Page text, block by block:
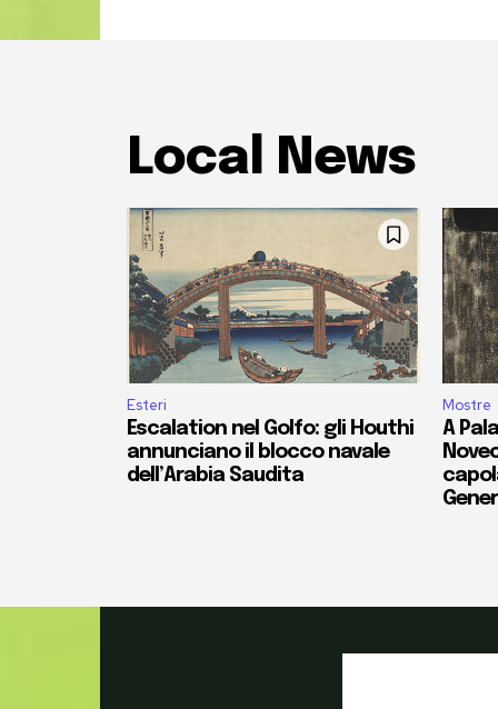
Local News
Esteri
Escalation nel Golfo: gli Houthi
annunciano il blocco navale
dell’Arabia Saudita
Mostre
A